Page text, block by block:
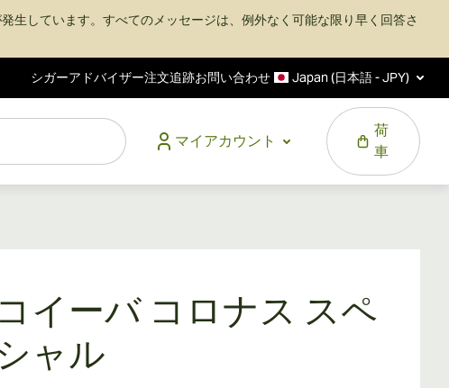
生しています。すべてのメッセージは、例外なく可能な限り早く回答さ
シガーアドバイザー注文追跡お問い合わせ Japan (日本語 - JPY)
マイアカウント
荷
車
コイーバ コロナス スペ
ャル